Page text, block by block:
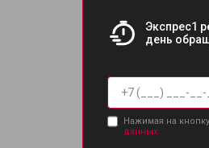
Экспрес1
день
Нажимая на
данных.